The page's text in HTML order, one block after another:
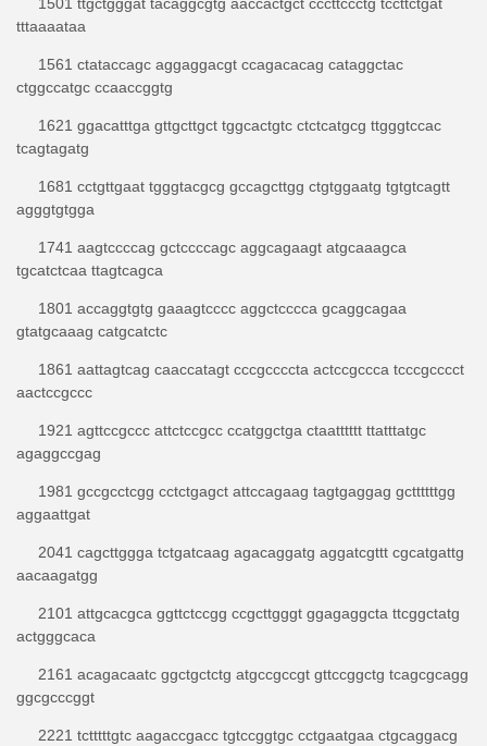
tttaaaataa
1561 ctataccagc aggaggacgt ccagacacag cataggctac
ctggccatgc ccaaccggtg
1621 ggacatttga gttgcttgct tggcactgtc ctctcatgcg ttgggtccac
tcagtagatg
1681 cctgttgaat tgggtacgcg gccagcttgg ctgtggaatg tgtgtcagtt
agggtgtgga
1741 aagtccccag gctccccagc aggcagaagt atgcaaagca
tgcatctcaa ttagtcagca
1801 accaggtgtg gaaagtcccc aggctcccca gcaggcagaa
gtatgcaaag catgcatctc
1861 aattagtcag caaccatagt cccgccccta actccgccca tcccgcccct
aactccgccc
1921 agttccgccc attctccgcc ccatggctga ctaatttttt ttatttatgc
agaggccgag
1981 gccgcctcgg cctctgagct attccagaag tagtgaggag gcttttttgg
aggaattgat
2041 cagcttggga tctgatcaag agacaggatg aggatcgttt cgcatgattg
aacaagatgg
2101 attgcacgca ggttctccgg ccgcttgggt ggagaggcta ttcggctatg
actgggcaca
2161 acagacaatc ggctgctctg atgccgccgt gttccggctg tcagcgcagg
ggcgcccggt
2221 tctttttgtc aagaccgacc tgtccggtgc cctgaatgaa ctgcaggacg